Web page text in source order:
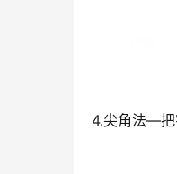
4.尖角法—把